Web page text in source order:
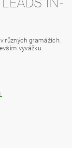
různých gramážích.
vyvážku.